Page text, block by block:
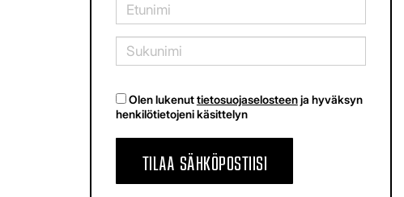
Olen lukenuttietosuojaselosteenja hyväksyn
henkilötietojeni käsittelyn
TILAA SÄHKÖPOSTIISI